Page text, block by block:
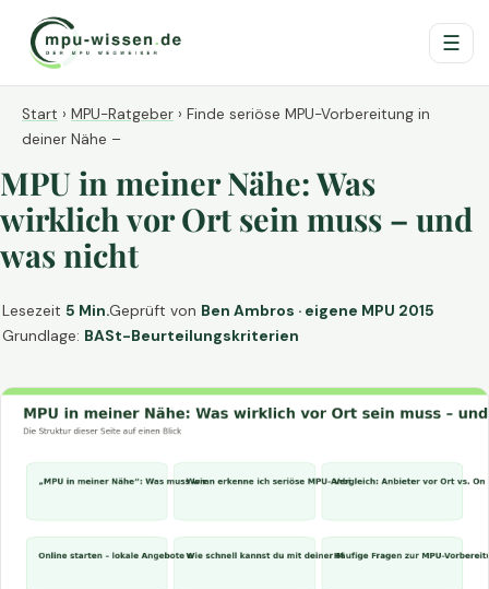
☰
Start › MPU-Ratgeber › Finde seriöse MPU-Vorbereitung in
deiner Nähe –
MPU in meiner Nähe: Was
wirklich vor Ort sein muss – und
was nicht
Lesezeit 5 Min.Geprüft von Ben Ambros · eigene MPU 2015
Grundlage: BASt-Beurteilungskriterien